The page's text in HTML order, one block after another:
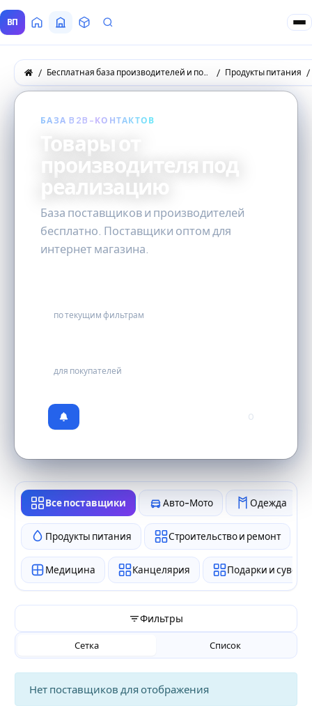
ВП ГлавнаяВсе Поставщики
ТоварыЗапросы покупателей
Бесплатная база производителей и поставщиков товаров оптом Продукты питания
БАЗА B2B-КОНТАКТОВ
Товары от
производителя под
реализацию
База поставщиков и производителей
бесплатно. Поставщики оптом для
интернет магазина.
по текущим фильтрам
для покупателей
0
Все поставщики Авто-Мото Одежда
Продукты питания Строительство и ремонт
Медицина Канцелярия Подарки и
Фильтры
Сетка Список
Нет поставщиков для отображения